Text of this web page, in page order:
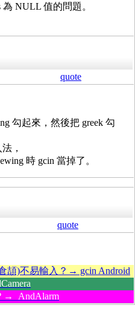
為 NULL 值的問題。
quote
勾起來，然後把 greek 勾
，
時 gcin 當掉了。
quote
頡)不易輸入？→ gcin Android
→ AndAlarm